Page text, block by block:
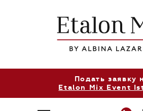
Подать заявку
Etalon Mix Event